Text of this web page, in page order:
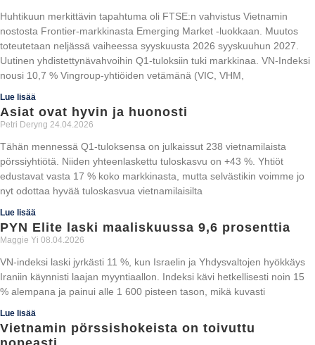
Huhtikuun merkittävin tapahtuma oli FTSE:n vahvistus Vietnamin
nostosta Frontier-markkinasta Emerging Market -luokkaan. Muutos
toteutetaan neljässä vaiheessa syyskuusta 2026 syyskuuhun 2027.
Uutinen yhdistettynävahvoihin Q1-tuloksiin tuki markkinaa. VN-Indeksi
nousi 10,7 % Vingroup-yhtiöiden vetämänä (VIC, VHM,
Lue lisää
Asiat ovat hyvin ja huonosti
Petri Deryng 24.04.2026
Tähän mennessä Q1-tuloksensa on julkaissut 238 vietnamilaista
pörssiyhtiötä. Niiden yhteenlaskettu tuloskasvu on +43 %. Yhtiöt
edustavat vasta 17 % koko markkinasta, mutta selvästikin voimme jo
nyt odottaa hyvää tuloskasvua vietnamilaisilta
Lue lisää
PYN Elite laski maaliskuussa 9,6 prosenttia
Maggie Yi 08.04.2026
VN-indeksi laski jyrkästi 11 %, kun Israelin ja Yhdysvaltojen hyökkäys
Iraniin käynnisti laajan myyntiaallon. Indeksi kävi hetkellisesti noin 15
% alempana ja painui alle 1 600 pisteen tason, mikä kuvasti
Lue lisää
Vietnamin pörssishokeista on toivuttu